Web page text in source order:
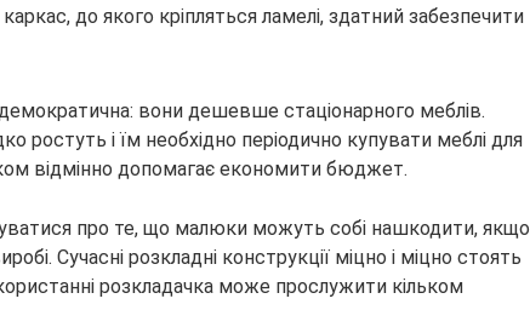
до якого кріпляться ламелі, здатний забезпечити
вони дешевше стаціонарного меблів.
і їм необхідно періодично купувати меблі для
відмінно допомагає економити бюджет.
про те, що малюки можуть собі нашкодити, якщо
Сучасні розкладні конструкції міцно і міцно стоять
розкладачка може прослужити кільком